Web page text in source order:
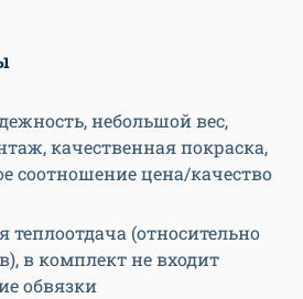
небольшой вес,
качественная покраска,
соотношение цена/качество
(относительно
в комплект не входит
обвязки